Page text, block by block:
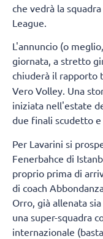
che vedrà la
League.
L'annuncio (o
giornata, a stretto
chiuderà il rapporto
Vero Volley. Una
iniziata nell'estate
due finali scudetto e
Per Lavarini si
Fenerbahce di
proprio prima di
di coach
Orro, già allenata
una super-squadra
internazionale